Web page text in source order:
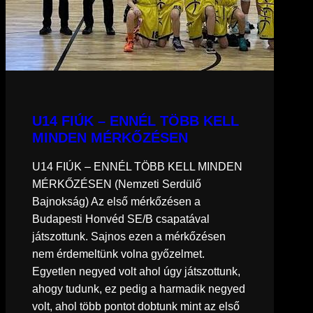
U14 FIÚK – ENNÉL TÖBB KELL
MINDEN MÉRKŐZÉSEN
U14 FIÚK – ENNÉL TÖBB KELL MINDEN
MÉRKŐZÉSEN (Nemzeti Serdülő
Bajnokság) Az első mérkőzésen a
Budapesti Honvéd SE/B csapatával
játszottunk. Sajnos ezen a mérkőzésen
nem érdemeltünk volna győzelmet.
Egyetlen negyed volt ahol úgy játszottunk,
ahogy tudunk, ez pedig a harmadik negyed
volt, ahol több pontot dobtunk mint az első